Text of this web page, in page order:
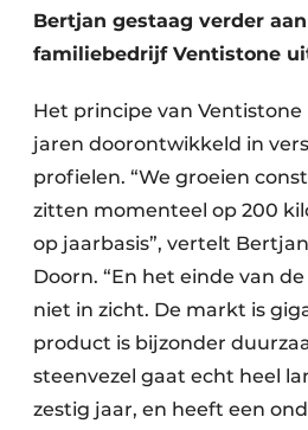
Bertjan gestaag verder
familiebedrijf Ventistone
Het principe van Ventistone
jaren doorontwikkeld in
profielen. “We groeien
zitten momenteel op 200
op jaarbasis”, vertelt
Doorn. “En het einde van
niet in zicht. De markt is
product is bijzonder
steenvezel gaat echt heel
zestig jaar, en heeft een